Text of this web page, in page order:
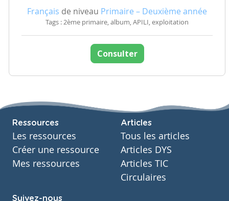
Français de niveau Primaire – Deuxième année
Tags : 2ème primaire, album, APILI, exploitation
Consulter
Ressources
Les ressources
Créer une ressource
Mes ressources
Articles
Tous les articles
Articles DYS
Articles TIC
Circulaires
Suivez-nous